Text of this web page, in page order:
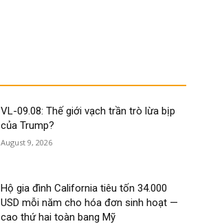
VL-09.08: Thế giới vạch trần trò lừa bịp
của Trump?
August 9, 2026
Hộ gia đình California tiêu tốn 34.000
USD mỗi năm cho hóa đơn sinh hoạt —
cao thứ hai toàn bang Mỹ